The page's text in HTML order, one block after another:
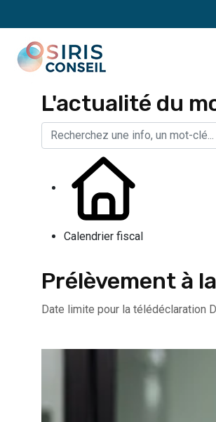
L'actualité du
Calendrier fiscal
Prélèvement à
Date limite pour la télédéclaration